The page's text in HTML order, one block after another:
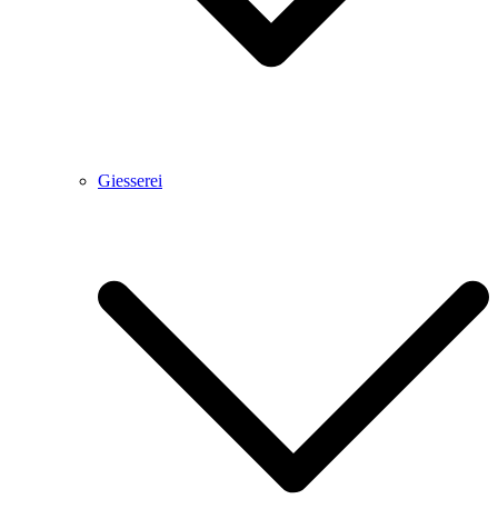
Giesserei